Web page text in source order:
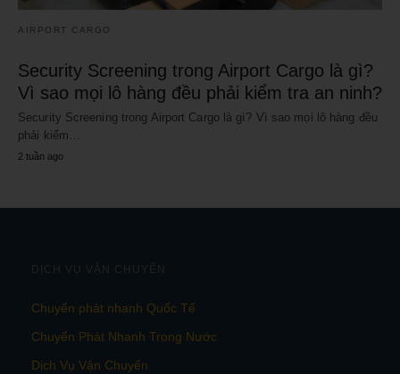
AIRPORT CARGO
Security Screening trong Airport Cargo là gì?
Vì sao mọi lô hàng đều phải kiểm tra an ninh?
Security Screening trong Airport Cargo là gì? Vì sao mọi lô hàng đều
phải kiểm…
2 tuần ago
DỊCH VỤ VẬN CHUYỂN
Chuyển phát nhanh Quốc Tế
Chuyển Phát Nhanh Trong Nước
Dịch Vụ Vận Chuyển